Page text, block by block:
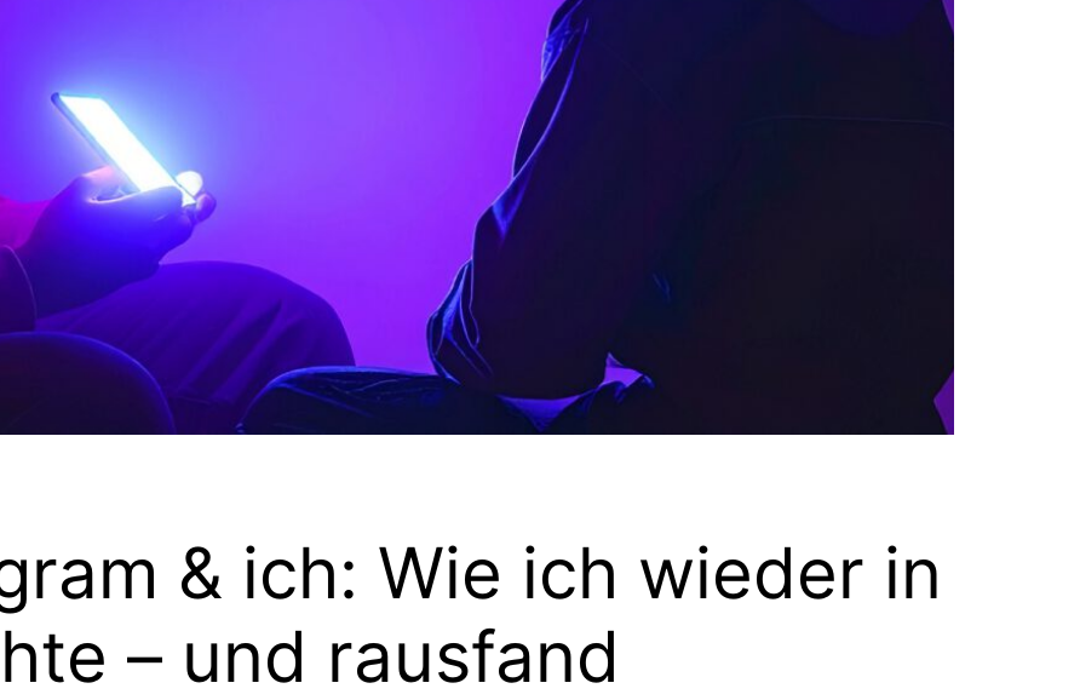
& ich: Wie ich wieder in
– und rausfand